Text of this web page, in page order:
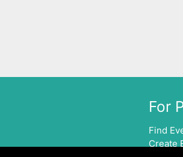
For
Find
Create